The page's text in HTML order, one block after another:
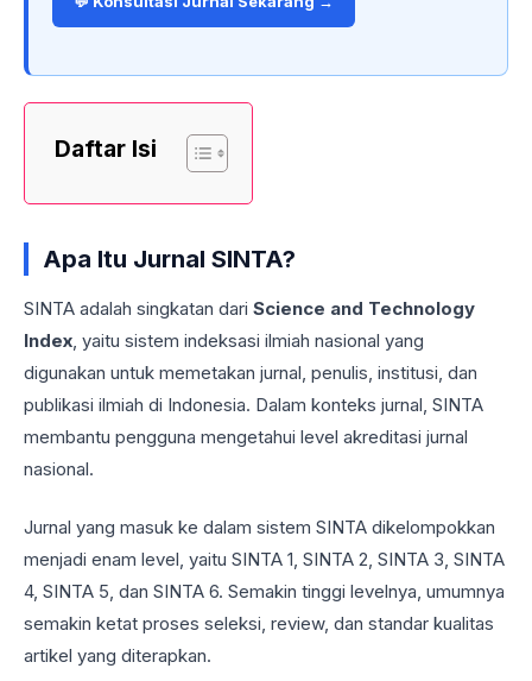
Daftar Isi
Apa Itu Jurnal SINTA?
SINTA adalah singkatan dari Science and Technology
Index, yaitu sistem indeksasi ilmiah nasional yang
digunakan untuk memetakan jurnal, penulis, institusi, dan
publikasi ilmiah di Indonesia. Dalam konteks jurnal, SINTA
membantu pengguna mengetahui level akreditasi jurnal
nasional.
Jurnal yang masuk ke dalam sistem SINTA dikelompokkan
menjadi enam level, yaitu SINTA 1, SINTA 2, SINTA 3, SINTA
4, SINTA 5, dan SINTA 6. Semakin tinggi levelnya, umumnya
semakin ketat proses seleksi, review, dan standar kualitas
artikel yang diterapkan.